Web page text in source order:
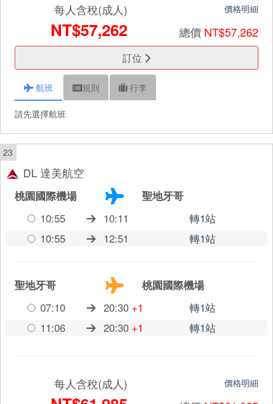
每人含稅(成人)
NT$57,262
價格明細
總價 NT$57,262
訂位
航班 規則 行李
請先選擇航班
23
DL 達美航空
桃園國際機場
聖地牙哥
10:55
10:11
轉1站
10:55
12:51 轉1站
聖地牙哥
桃園國際機場
07:10
20:30 +1
轉1站
11:06
20:30 +1 轉1站
每人含稅(成人) 價格明細